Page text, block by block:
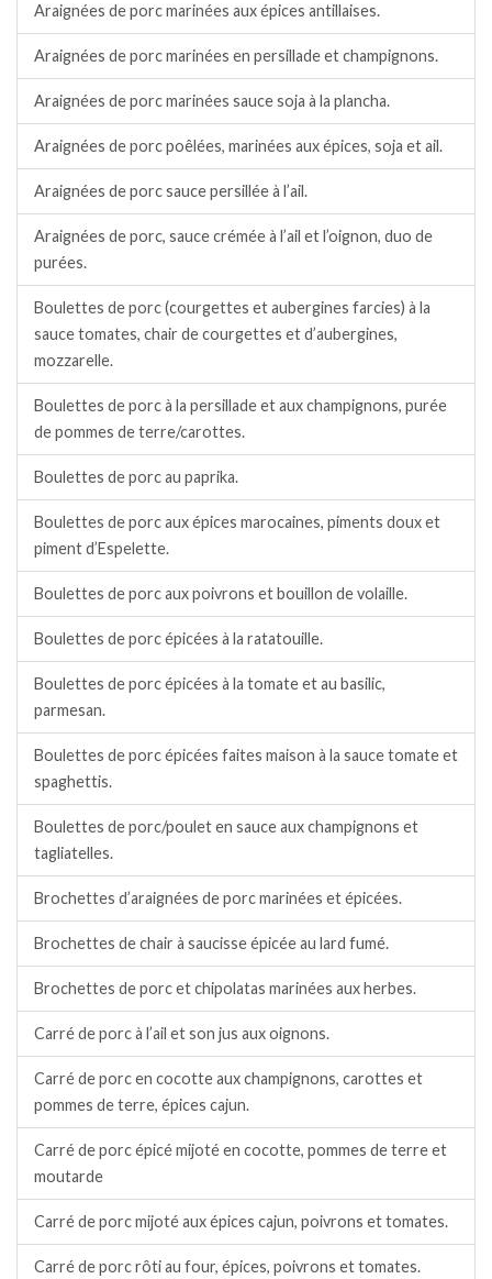
Araignées de porc marinées aux épices antillaises.
Araignées de porc marinées en persillade et champignons.
Araignées de porc marinées sauce soja à la plancha.
Araignées de porc poêlées, marinées aux épices, soja et ail.
Araignées de porc sauce persillée à l’ail.
Araignées de porc, sauce crémée à l’ail et l’oignon, duo de
purées.
Boulettes de porc (courgettes et aubergines farcies) à la
sauce tomates, chair de courgettes et d’aubergines,
mozzarelle.
Boulettes de porc à la persillade et aux champignons, purée
de pommes de terre/carottes.
Boulettes de porc au paprika.
Boulettes de porc aux épices marocaines, piments doux et
piment d’Espelette.
Boulettes de porc aux poivrons et bouillon de volaille.
Boulettes de porc épicées à la ratatouille.
Boulettes de porc épicées à la tomate et au basilic,
parmesan.
Boulettes de porc épicées faites maison à la sauce tomate et
spaghettis.
Boulettes de porc/poulet en sauce aux champignons et
tagliatelles.
Brochettes d’araignées de porc marinées et épicées.
Brochettes de chair à saucisse épicée au lard fumé.
Brochettes de porc et chipolatas marinées aux herbes.
Carré de porc à l’ail et son jus aux oignons.
Carré de porc en cocotte aux champignons, carottes et
pommes de terre, épices cajun.
Carré de porc épicé mijoté en cocotte, pommes de terre et
moutarde
Carré de porc mijoté aux épices cajun, poivrons et tomates.
Carré de porc rôti au four, épices, poivrons et tomates.